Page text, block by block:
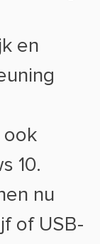
en
ook
10.
nu
of USB-